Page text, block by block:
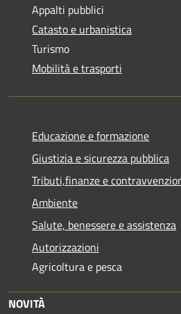
Appalti pubblici
Catasto e urbanistica
Turismo
Mobilità e trasporti
Educazione e formazione
Giustizia e sicurezza pubblica
Tributi,finanze e
Ambiente
Salute, benessere e assistenza
Autorizzazioni
Agricoltura e pesca
NOVITÀ